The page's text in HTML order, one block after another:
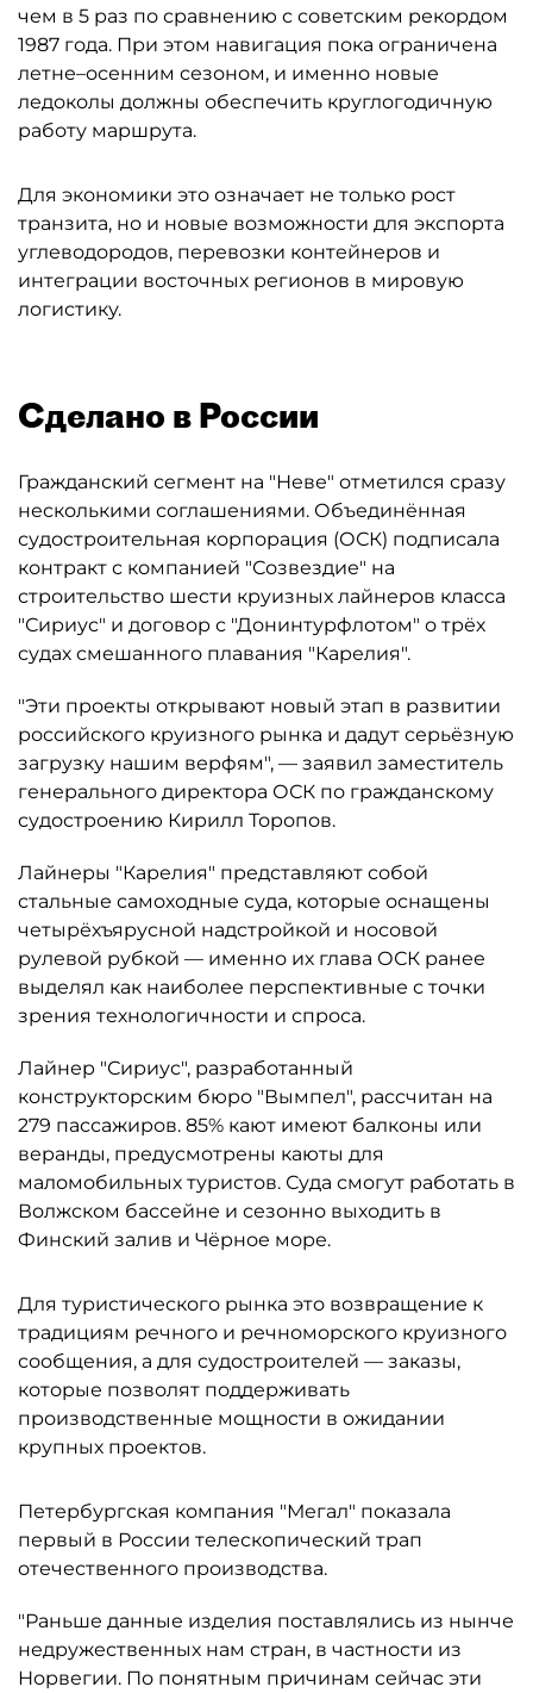
чем в 5 раз по сравнению с советским рекордом
1987 года. При этом навигация пока ограничена
летне–осенним сезоном, и именно новые
ледоколы должны обеспечить круглогодичную
работу маршрута.
Для экономики это означает не только рост
транзита, но и новые возможности для экспорта
углеводородов, перевозки контейнеров и
интеграции восточных регионов в мировую
логистику.
Сделано в России
Гражданский сегмент на "Неве" отметился сразу
несколькими соглашениями. Объединённая
судостроительная корпорация (ОСК) подписала
контракт с компанией "Созвездие" на
строительство шести круизных лайнеров класса
"Сириус" и договор с "Донинтурфлотом" о трёх
судах смешанного плавания "Карелия".
"Эти проекты открывают новый этап в развитии
российского круизного рынка и дадут серьёзную
загрузку нашим верфям", — заявил заместитель
генерального директора ОСК по гражданскому
судостроению Кирилл Торопов.
Лайнеры "Карелия" представляют собой
стальные самоходные суда, которые оснащены
четырёхъярусной надстройкой и носовой
рулевой рубкой — именно их глава ОСК ранее
выделял как наиболее перспективные с точки
зрения технологичности и спроса.
Лайнер "Сириус", разработанный
конструкторским бюро "Вымпел", рассчитан на
279 пассажиров. 85% кают имеют балконы или
веранды, предусмотрены каюты для
маломобильных туристов. Суда смогут работать в
Волжском бассейне и сезонно выходить в
Финский залив и Чёрное море.
Для туристического рынка это возвращение к
традициям речного и речноморского круизного
сообщения, а для судостроителей — заказы,
которые позволят поддерживать
производственные мощности в ожидании
крупных проектов.
Петербургская компания "Мегал" показала
первый в России телескопический трап
отечественного производства.
"Раньше данные изделия поставлялись из нынче
недружественных нам стран, в частности из
Норвегии. По понятным причинам сейчас эти